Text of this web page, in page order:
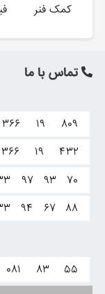
کمک فنر
تماس با ما
۳۶۶ ۱۹
۸۰۹
۳۶۶ ۱۹
۴۳۲
۹۷ ۹۳
۷۰
۹۴ ۶۷ ۸۸
۰۸۱ ۸۳ ۵۵